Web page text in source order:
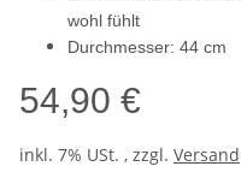
wohl fühlt
Durchmesser: 44 cm
54,90 €
inkl. 7% USt. , zzgl. Versand